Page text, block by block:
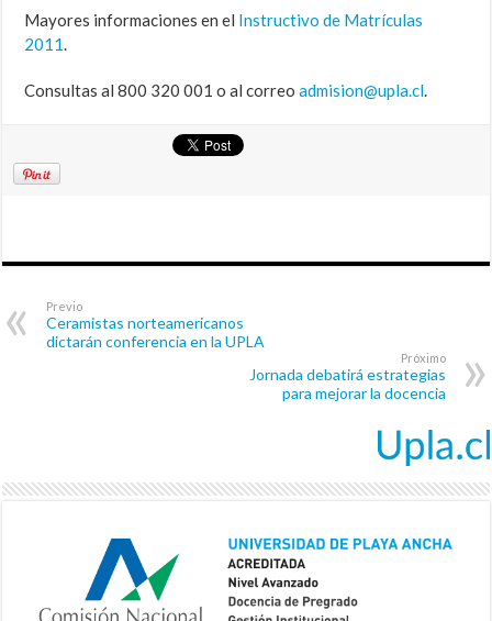
Mayores informaciones en el Instructivo de Matrículas
2011.
Consultas al 800 320 001 o al correoadmision@upla.cl.
Previo
Ceramistas norteamericanos
dictarán conferencia en la UPLA
Próximo
Jornada debatirá estrategias
para mejorar la docencia